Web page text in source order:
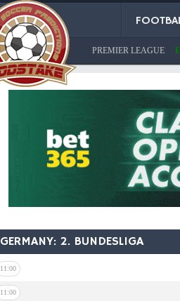
PREMIER LEAGUE
GERMANY: 2. BUNDESLIGA
11:00
11:00